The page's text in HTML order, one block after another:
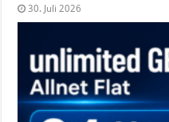
30. Juli 2026